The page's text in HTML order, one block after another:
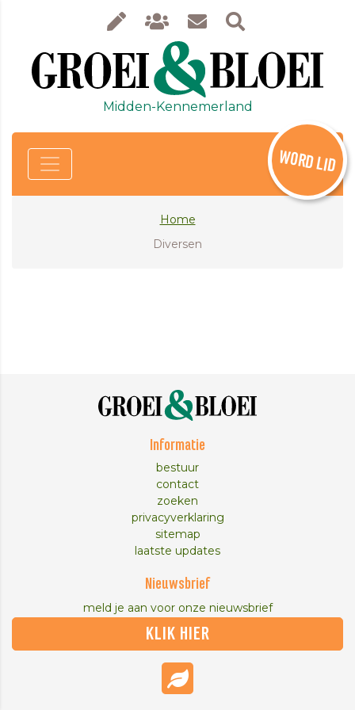
Midden-Kennemerland
WORD LID
Home
Diversen
Informatie
bestuur
contact
zoeken
privacyverklaring
sitemap
laatste updates
Nieuwsbrief
meld je aan voor onze nieuwsbrief
KLIK HIER